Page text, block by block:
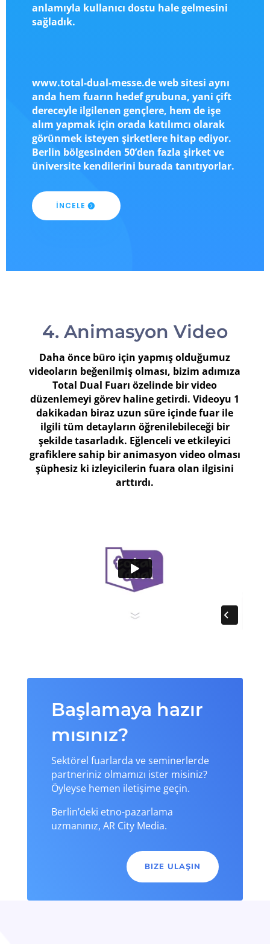
anlamıyla kullanıcı dostu hale gelmesini
sağladık.
www.total-dual-messe.de web sitesi aynı
anda hem fuarın hedef grubuna, yani çift
dereceyle ilgilenen gençlere, hem de işe
alım yapmak için orada katılımcı olarak
görünmek isteyen şirketlere hitap ediyor.
Berlin bölgesinden 50’den fazla şirket ve
üniversite kendilerini burada tanıtıyorlar.
İNCELE
4. Animasyon Video
Daha önce büro için yapmış olduğumuz
videoların beğenilmiş olması, bizim adımıza
Total Dual Fuarı özelinde bir video
düzenlemeyi görev haline getirdi. Videoyu 1
dakikadan biraz uzun süre içinde fuar ile
ilgili tüm detayların öğrenilebileceği bir
şekilde tasarladık. Eğlenceli ve etkileyici
grafiklere sahip bir animasyon video olması
şüphesiz ki izleyicilerin fuara olan ilgisini
arttırdı.
Başlamaya hazır
mısınız?
Sektörel fuarlarda ve seminerlerde
partneriniz olmamızı ister misiniz?
Öyleyse hemen iletişime geçin.
Berlin’deki etno-pazarlama
uzmanınız, AR City Media.
BIZE ULAŞIN